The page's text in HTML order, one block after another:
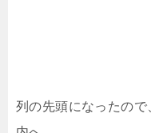
列の先頭になったので